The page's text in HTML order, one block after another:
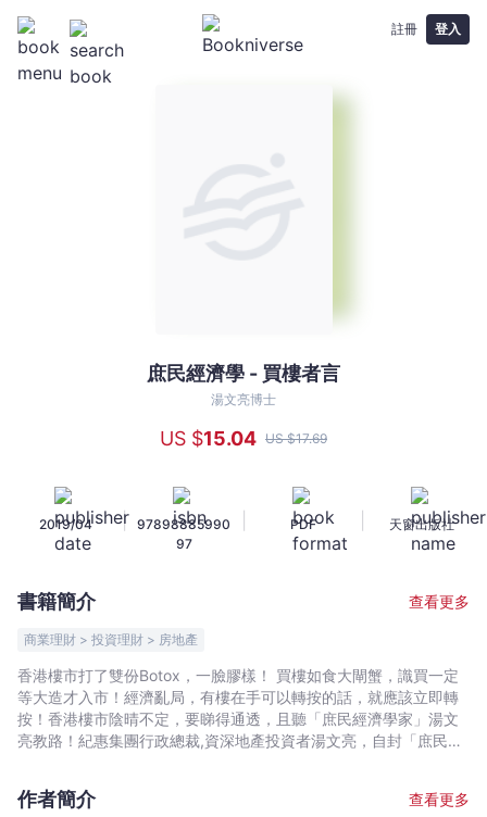
註冊 登入
言
-
文
亮
博
-
庶民經濟學 - 買樓者言
湯文亮博士
US $15.04 US $17.69
2019/04 |
97898885990
97
PDF 天窗出版社
書籍簡介 查看更多
商業理財 > 投資理財 > 房地產
香港樓市打了雙份Botox，一臉膠樣！ 買樓如食大閘蟹，識買一定
等大造才入市！經濟亂局，有樓在手可以轉按的話，就應該立即轉
按！香港樓市陰晴不定，要睇得通透，且聽「庶民經濟學家」湯文
亮教路！紀惠集團行政總裁,資深地產投資者湯文亮，自封「庶民經
招,加息,娥六招，遠至中美貿易戰，湯文亮都以行走地產界多年的經
作者簡介
查看更多